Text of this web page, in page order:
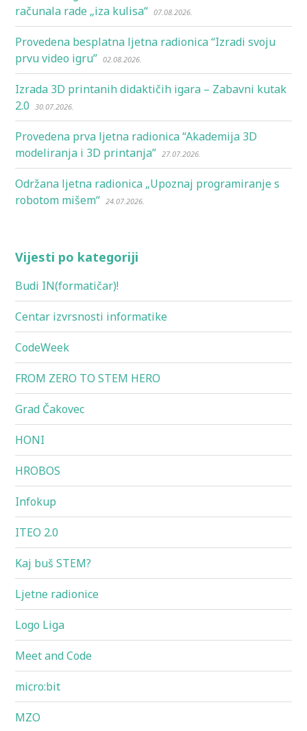
računala rade „iza kulisa“ 07.08.2026.
Provedena besplatna ljetna radionica “Izradi svoju
prvu video igru” 02.08.2026.
Izrada 3D printanih didaktičih igara – Zabavni kutak
2.0
30.07.2026.
Provedena prva ljetna radionica “Akademija 3D
modeliranja i 3D printanja” 27.07.2026.
Održana ljetna radionica „Upoznaj programiranje s
robotom mišem“ 24.07.2026.
Vijesti po kategoriji
Budi IN(formatičar)!
Centar izvrsnosti informatike
CodeWeek
FROM ZERO TO STEM HERO
Grad Čakovec
HONI
HROBOS
Infokup
ITEO 2.0
Kaj buš STEM?
Ljetne radionice
Logo Liga
Meet and Code
micro:bit
MZO